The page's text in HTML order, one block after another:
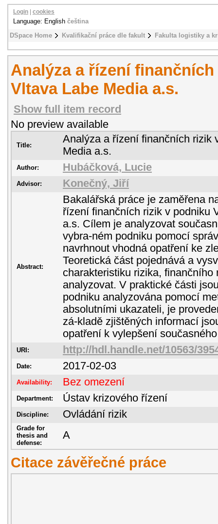
DSpace Home Kvalifikační práce dle fakult Fakulta logistiky a
Login cookies
Language: English čeština
Analýza a řízení
Vltava Labe Media a.s.
Show full item record
No preview available
Title:
Analýza a řízení finančních rizik
Media a.s.
Author: Hubáčková, Lucie
Advisor: Konečný, Jiří
Abstract:
Bakalářská práce je zaměřena
řízení finančních rizik v podniku
a.s. Cílem je analyzovat
vybra-ném podniku pomocí
navrhnout vhodná opatření ke
Teoretická část pojednává a
charakteristiku rizika, finančního
analyzovat. V praktické části
podniku analyzována pomocí
absolutními ukazateli, je
zá-kladě zjištěných informací
opatření k vylepšení
URI: http://hdl.handle.net/10563/
Date: 2017-02-03
Availability: Bez omezení
Department: Ústav krizového řízení
Discipline: Ovládání rizik
Grade for
thesis and
defense:
A
Citace závěřečné práce